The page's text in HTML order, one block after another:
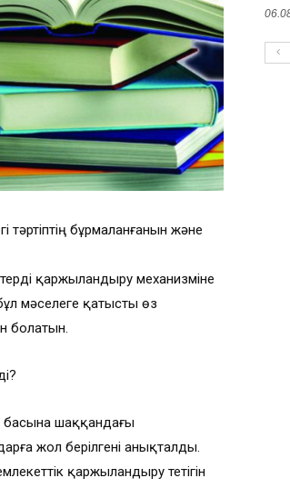
бұрмаланғанын және
қаржыландыру механизміне
мәселеге қатысты өз
болатын.
басына шаққандағы
жол берілгені анықталды.
қаржыландыру тетігін